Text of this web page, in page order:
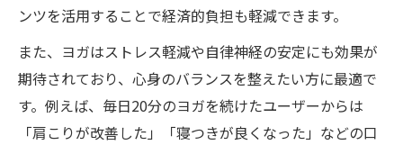
ンツを活用することで経済的負担も軽減できます。
また、ヨガはストレス軽減や自律神経の安定にも効果が
期待されており、心身のバランスを整えたい方に最適で
す。例えば、毎日20分のヨガを続けたユーザーからは
「肩こりが改善した」「寝つきが良くなった」などの口